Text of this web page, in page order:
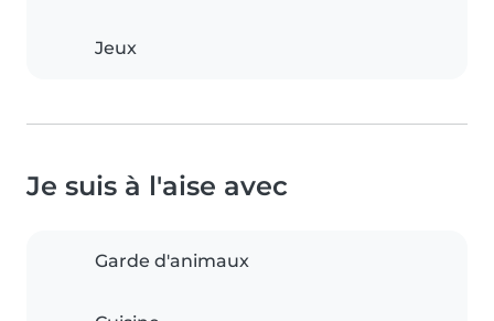
Jeux
Je suis à l'aise avec
Garde d'animaux